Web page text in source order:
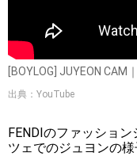
[BOYLOG] JUYEON
出典：YouTube
FENDIのファッショ
ツェでのジュヨンの